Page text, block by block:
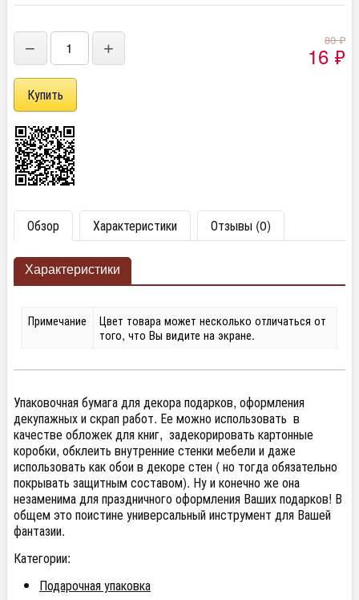
− + 80₽
16 ₽
Обзор Характеристики Отзывы (0)
Характеристики
Примечание
Цвет товара может несколько отличаться от
того, что Вы видите на экране.
Упаковочная бумага для декора подарков, оформления
декупажных и скрап работ. Ее можно использовать в
качестве обложек для книг, задекорировать картонные
коробки, обклеить внутренние стенки мебели и даже
использовать как обои в декоре стен ( но тогда обязательно
покрывать защитным составом). Ну и конечно же она
незаменима для праздничного оформления Ваших подарков! В
общем это поистине универсальный инструмент для Вашей
фантазии.
Категории:
Подарочная упаковка